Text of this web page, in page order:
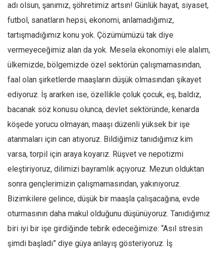
Selçuk Türkyılmaz
Amina S. Jenenkovic
Bağdagül Öz
Esra Elönü
» Yazar arşivi
Bu Sayı
Tüm Sayılar
Kategoriler
Kültür Sanat
Kitap
Karisi kitap sualleri
7 soruda bu hafta
Ekonomi
adı olsun, şanımız, şöhretimiz artsın! Günlük hayat, siyaset,
futbol, sanatların hepsi, ekonomi, anlamadığımız,
tartışmadığımız konu yok. Çözümümüzü tak diye
vermeyeceğimiz alan da yok. Mesela ekonomiyi ele alalım,
ülkemizde, bölgemizde özel sektörün çalışmamasından,
faal olan şirketlerde maaşların düşük olmasından şikayet
ediyoruz. İş ararken ise, özellikle çoluk çocuk, eş, baldız,
bacanak söz konusu olunca, devlet sektöründe, kenarda
köşede yorucu olmayan, maaşı düzenli yüksek bir işe
atanmaları için can atıyoruz. Bildiğimiz tanıdığımız kim
varsa, torpil için araya koyarız. Rüşvet ve nepotizmi
eleştiriyoruz, dilimizi bayramlık açıyoruz. Mezun olduktan
sonra gençlerimizin çalışmamasından, yakınıyoruz.
Bizimkilere gelince, düşük bir maaşla çalışacağına, evde
oturmasının daha makul olduğunu düşünüyoruz. Tanıdığımız
biri iyi bir işe girdiğinde tebrik edeceğimize: “Asıl stresin
şimdi başladı” diye güya anlayış gösteriyoruz. İş